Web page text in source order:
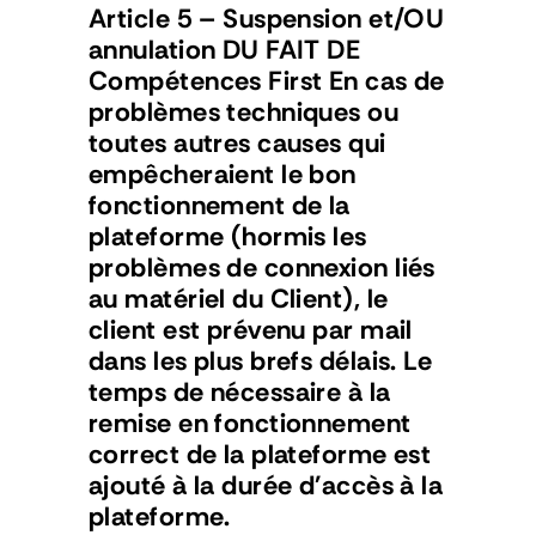
Article 5 – Suspension et/OU
annulation DU FAIT DE
Compétences First En cas de
problèmes techniques ou
toutes autres causes qui
empêcheraient le bon
fonctionnement de la
plateforme (hormis les
problèmes de connexion liés
au matériel du Client), le
client est prévenu par mail
dans les plus brefs délais. Le
temps de nécessaire à la
remise en fonctionnement
correct de la plateforme est
ajouté à la durée d'accès à la
plateforme.